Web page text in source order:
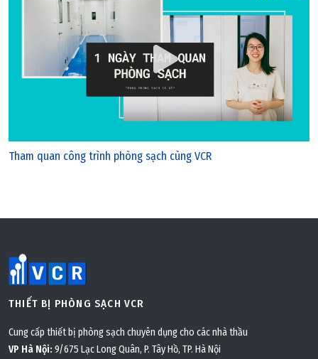
Thứ sáu, 03/06/2022 | 20:55
Phụ kiện nhôm cho vách kính panel
Tham quan công trình phòng sạch cùng VCR
THIẾT BỊ PHÒNG SẠCH VCR
Cung cấp thiết bị phòng sạch chuyên dụng cho các nhà thầu
VP Hà Nội: 9/675 Lạc Long Quân, P. Tây Hồ, TP. Hà Nội